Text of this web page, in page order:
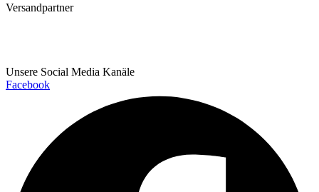
Versandpartner
Unsere Social Media Kanäle
Facebook